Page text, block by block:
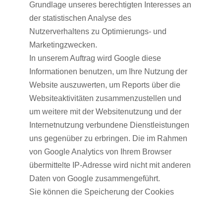
Grundlage unseres berechtigten Interesses an
der statistischen Analyse des
Nutzerverhaltens zu Optimierungs- und
Marketingzwecken.
In unserem Auftrag wird Google diese
Informationen benutzen, um Ihre Nutzung der
Website auszuwerten, um Reports über die
Websiteaktivitäten zusammenzustellen und
um weitere mit der Websitenutzung und der
Internetnutzung verbundene Dienstleistungen
uns gegenüber zu erbringen. Die im Rahmen
von Google Analytics von Ihrem Browser
übermittelte IP-Adresse wird nicht mit anderen
Daten von Google zusammengeführt.
Sie können die Speicherung der Cookies